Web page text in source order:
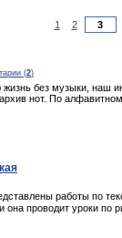
1 2
(2)
без музыки, наш
нот. По
работы по
она проводит уроки по